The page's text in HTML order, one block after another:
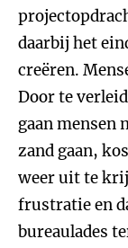
daarbij het
creëren.
Door te
gaan mensen
zand gaan,
weer uit te
frustratie en
bureaulades